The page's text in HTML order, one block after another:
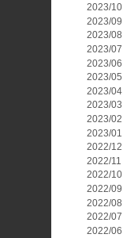
2023/10
2023/09
2023/08
2023/07
2023/06
2023/05
2023/04
2023/03
2023/02
2023/01
2022/12
2022/11
2022/10
2022/09
2022/08
2022/07
2022/06